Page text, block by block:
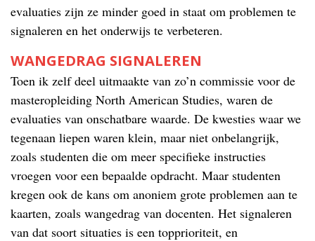
evaluaties zijn ze minder goed in staat om problemen te
signaleren en het onderwijs te verbeteren.
WANGEDRAG SIGNALEREN
Toen ik zelf deel uitmaakte van zo’n commissie voor de
masteropleiding North American Studies, waren de
evaluaties van onschatbare waarde. De kwesties waar we
tegenaan liepen waren klein, maar niet onbelangrijk,
zoals studenten die om meer specifieke instructies
vroegen voor een bepaalde opdracht. Maar studenten
kregen ook de kans om anoniem grote problemen aan te
kaarten, zoals wangedrag van docenten. Het signaleren
van dat soort situaties is een topprioriteit, en